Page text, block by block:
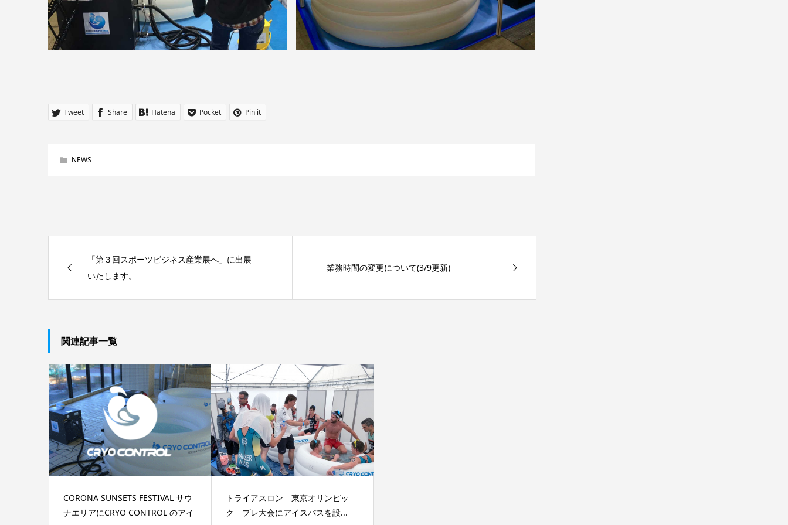
Tweet Share Hatena Pocket Pin it
NEWS
「第３回スポーツビジネス産業展へ」に出展
いたします。
業務時間の変更について(3/9更新)
関連記事一覧
CORONA SUNSETS FESTIVAL サウ
ナエリアにCRYO CONTROL のアイ
トライアスロン 東京オリンピッ
ク プレ大会にアイスバスを設...